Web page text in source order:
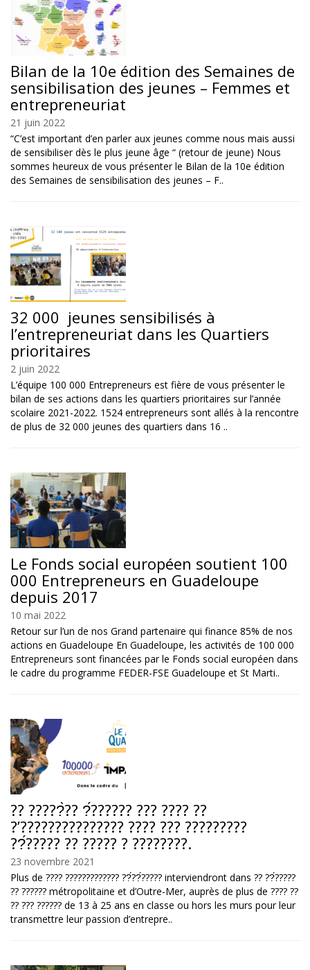
Bilan de la 10e édition des Semaines de
sensibilisation des jeunes – Femmes et
entrepreneuriat
21 juin 2022
“C’est important d’en parler aux jeunes comme nous mais aussi
de sensibiliser dès le plus jeune âge “ (retour de jeune) Nous
sommes heureux de vous présenter le Bilan de la 10e édition
des Semaines de sensibilisation des jeunes – F..
32 000 jeunes sensibilisés à
l’entrepreneuriat dans les Quartiers
prioritaires
2 juin 2022
L’équipe 100 000 Entrepreneurs est fière de vous présenter le
bilan de ses actions dans les quartiers prioritaires sur l’année
scolaire 2021-2022. 1524 entrepreneurs sont allés à la rencontre
de plus de 32 000 jeunes des quartiers dans 16 ..
Le Fonds social européen soutient 100
000 Entrepreneurs en Guadeloupe
depuis 2017
10 mai 2022
Retour sur l’un de nos Grand partenaire qui finance 85% de nos
actions en Guadeloupe En Guadeloupe, les activités de 100 000
Entrepreneurs sont financées par le Fonds social européen dans
le cadre du programme FEDER-FSE Guadeloupe et St Marti..
?? ?????̀?? ?́?????? ??? ???? ??
?’??????????????? ???? ??? ?????????
??́????? ?? ????? ? ????????.
23 novembre 2021
Plus de ???? ????????????? ??́??́????? interviendront dans ?? ??́?????
?? ?????? métropolitaine et d’Outre-Mer, auprès de plus de ???? ??
?? ??? ?????? de 13 à 25 ans en classe ou hors les murs pour leur
transmettre leur passion d’entrepre..